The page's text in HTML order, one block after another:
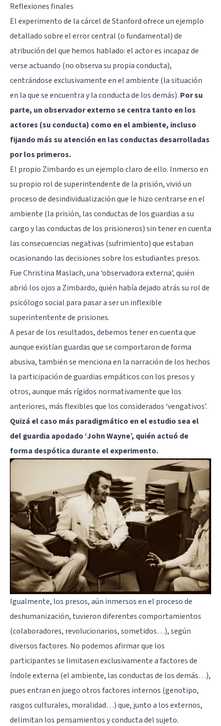
Reflexiones finales
El experimento de la cárcel de Stanford ofrece un ejemplo
detallado sobre el error central (o fundamental) de
atribución del que hemos hablado: el actor es incapaz de
verse actuando (no observa su propia conducta),
centrándose exclusivamente en el ambiente (la situación
en la que se encuentra y la conducta de los demás). Por su
parte, un observador externo se centra tanto en los
actores (su conducta) como en el ambiente, incluso
fijando más su atención en las conductas desarrolladas
por los primeros.
El propio Zimbardo es un ejemplo claro de ello. Inmerso en
su propio rol de superintendente de la prisión, vivió un
proceso de desindividualización que le hizo centrarse en el
ambiente (la prisión, las conductas de los guardias a su
cargo y las conductas de los prisioneros) sin tener en cuenta
las consecuencias negativas (sufrimiento) que estaban
ocasionando las decisiones sobre los estudiantes presos.
Fue Christina Maslach, una ‘observadora externa’, quién
abrió los ojos a Zimbardo, quién había dejado atrás su rol de
psicólogo social para pasar a ser un inflexible
superintentente de prisiones.
A pesar de los resultados, debemos tener en cuenta que
aunque existían guardas que se comportaron de forma
abusiva, también se menciona en la narración de los hechos
la participación de guardias empáticos con los presos y
otros, aunque más rígidos normativamente que los
anteriores, más flexibles que los considerados ‘vengativos’.
Quizá el caso más paradigmático en el estudio sea el
del guardia apodado ‘John Wayne’, quién actuó de
forma despótica durante el experimento.
Igualmente, los presos, aún inmersos en el proceso de
deshumanización, tuvieron diferentes comportamientos
(colaboradores, revolucionarios, sometidos…), según
diversos factores. No podemos afirmar que los
participantes se limitasen exclusivamente a factores de
índole externa (el ambiente, las conductas de los demás…),
pues entran en juego otros factores internos (genotipo,
rasgos culturales, moralidad…) que, junto a los externos,
delimitan los pensamientos y conducta del sujeto.